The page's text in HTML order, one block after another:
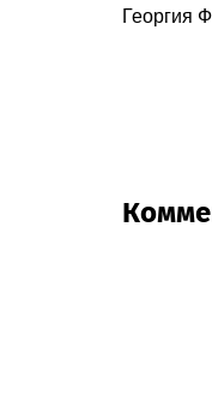
Георгия